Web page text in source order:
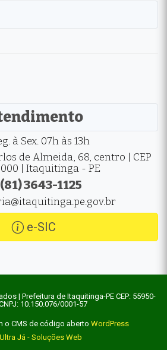
à Sex. 07h às 13h
de Almeida, 68, centro | CEP
| Itaquitinga - PE
3643-1125
e-SIC
| Prefeitura de Itaquitinga-PE CEP: 55950-
10.150.076/0001-57
o CMS de código aberto WordPress
Ultra Já - Soluções Web